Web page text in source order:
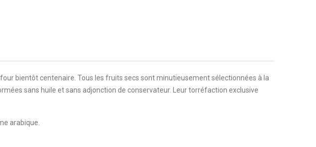
bientôt centenaire. Tous les fruits secs sont minutieusement sélectionnées à la
sans huile et sans adjonction de conservateur. Leur torréfaction exclusive
arabique.